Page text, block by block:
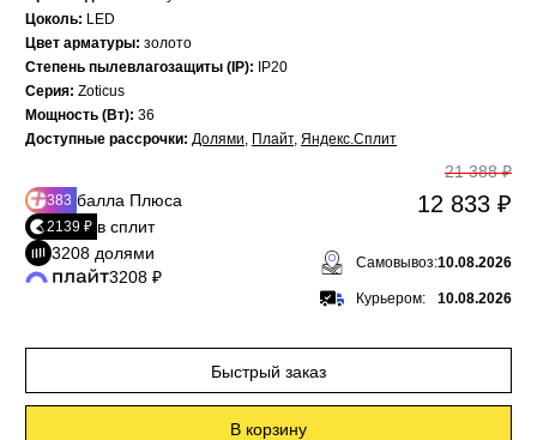
Цоколь: LED
Цвет арматуры: золото
Степень пылевлагозащиты (IP):
IP20
Серия: Zoticus
Мощность (Вт): 36
Доступные рассрочки: Долями, Плайт, Яндекс.Сплит
383 балла Плюса
2139 ₽ в сплит
3208 долями
3208 ₽
21 388 ₽
12 833 ₽
Самовывоз:10.08.2026
Курьером: 10.08.2026
Быстрый заказ
В корзину